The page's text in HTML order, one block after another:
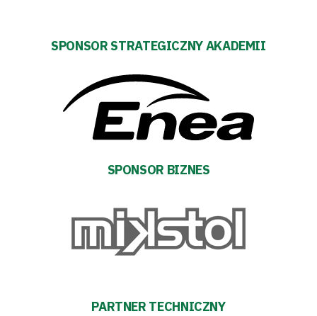
SPONSOR STRATEGICZNY AKADEMII
SPONSOR BIZNES
PARTNER TECHNICZNY